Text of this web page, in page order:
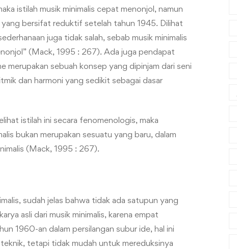
istilah musik minimalis cepat menonjol, namun
bersifat reduktif setelah tahun 1945. Dilihat
juga tidak salah, sebab musik minimalis
(Mack, 1995 : 267). Ada juga pendapat
merupakan sebuah konsep yang dipinjam dari seni
dan harmoni yang sedikit sebagai dasar
istilah ini secara fenomenologis, maka
bukan merupakan sesuatu yang baru, dalam
(Mack, 1995 : 267).
sudah jelas bahwa tidak ada satupun yang
asli dari musik minimalis, karena empat
1960-an dalam persilangan subur ide, hal ini
tetapi tidak mudah untuk mereduksinya